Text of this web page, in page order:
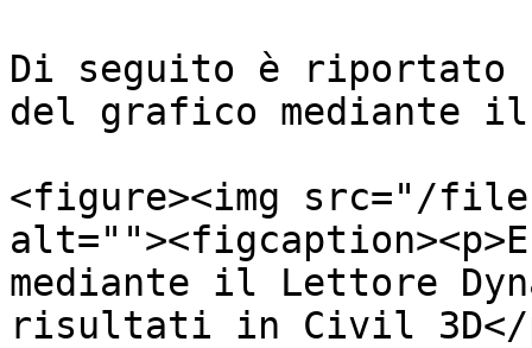
Di seguito è riportato
del grafico mediante il
<figure><img src="/
mediante il Lettore
risultati in Civil 3D</